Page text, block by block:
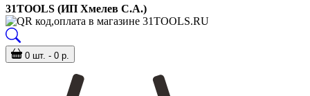
31TOOLS (ИП Хмелев С.А.)
0 шт. - 0 р.